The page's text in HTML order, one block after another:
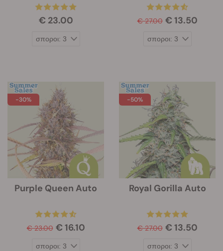
€ 23.00 € 27.00 € 13.50
-30%
Purple Queen Auto
€ 23.00 € 16.10
-50%
Royal Gorilla Auto
€ 27.00 € 13.50